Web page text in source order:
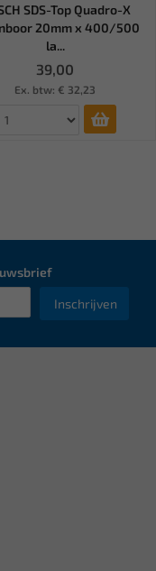
SDS-Top Quadro-X
20mm x 400/500
la...
39,00
Ex. btw: € 32,23
Inschrijven